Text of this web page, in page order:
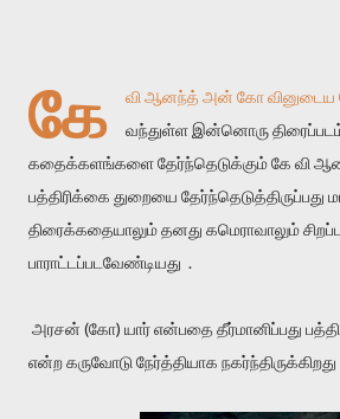
கே
வி ஆனந்த் அன் கோ வினுடைய
வந்துள்ள இன்னொரு
கதைக்களங்களை தேர்ந்தெடுக்கும் கே வி
பத்திரிக்கை துறையை தேர்ந்தெடுத்திருப்பது
திரைக்கதையாலும் தனது கமெராவாலும்
பாராட்டப்படவேண்டியது .
அரசன் (கோ) யார் என்பதை தீர்மானிப்பது
என்ற கருவோடு நேர்த்தியாக